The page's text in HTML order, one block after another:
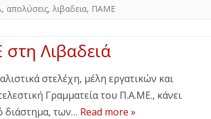
, απολύσεις, λιβαδεια, ΠΑΜΕ
Λιβαδειά
στελέχη, μέλη εργατικών και
Γραμματεία του Π.Α.ΜΕ., κάνει
διάστημα, των… Read more »